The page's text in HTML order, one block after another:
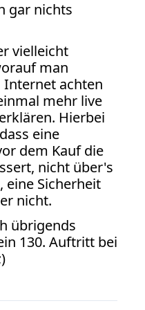
gar nichts
vielleicht
man
achten
mehr live
Hierbei
eine
dem Kauf die
nicht über's
eine Sicherheit
nicht.
übrigends
130. Auftritt bei